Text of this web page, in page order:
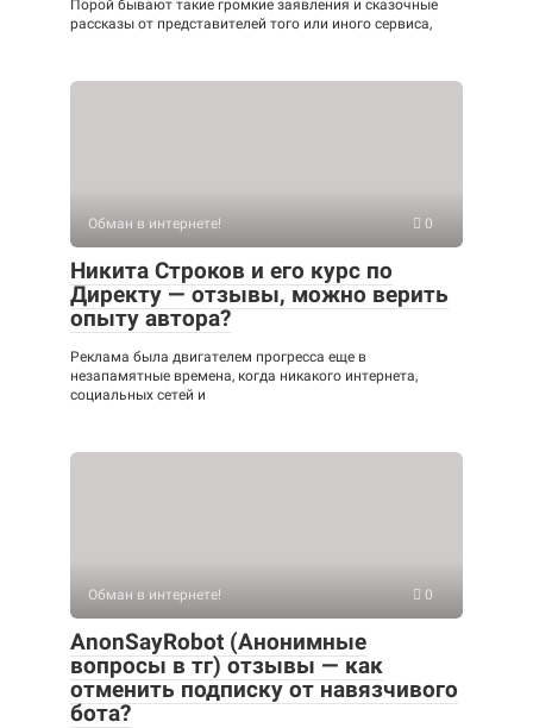
Порой бывают такие громкие заявления и сказочные
рассказы от представителей того или иного сервиса,
Обман в интернете! 0
Никита Строков и его курс по
Директу — отзывы, можно верить
опыту автора?
Реклама была двигателем прогресса еще в
незапамятные времена, когда никакого интернета,
социальных сетей и
Обман в интернете! 0
AnonSayRobot (Анонимные
вопросы в тг) отзывы — как
отменить подписку от навязчивого
бота?